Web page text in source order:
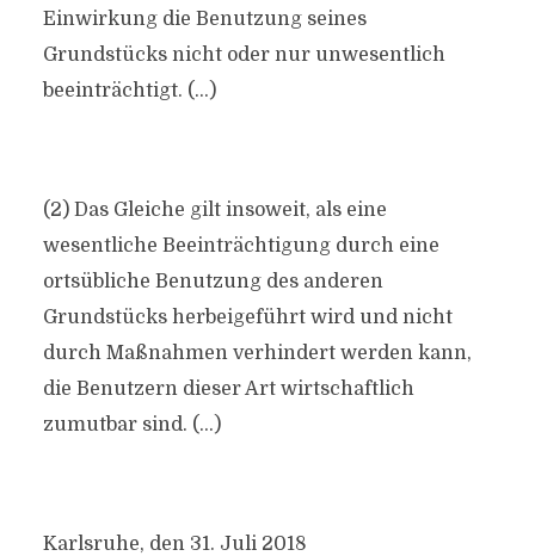
Einwirkung die Benutzung seines
Grundstücks nicht oder nur unwesentlich
beeinträchtigt. (…)
(2) Das Gleiche gilt insoweit, als eine
wesentliche Beeinträchtigung durch eine
ortsübliche Benutzung des anderen
Grundstücks herbeigeführt wird und nicht
durch Maßnahmen verhindert werden kann,
die Benutzern dieser Art wirtschaftlich
zumutbar sind. (…)
Karlsruhe, den 31. Juli 2018